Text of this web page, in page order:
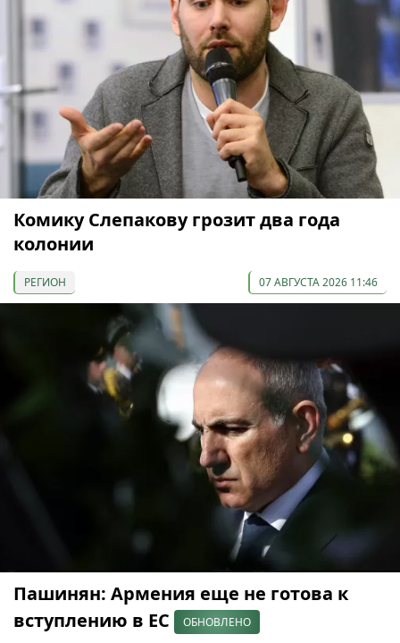
Комику Слепакову грозит два года
колонии
РЕГИОН 07 АВГУСТА 2026 11:46
Пашинян: Армения еще не готова к
вступлению в ЕС
ОБНОВЛЕНО